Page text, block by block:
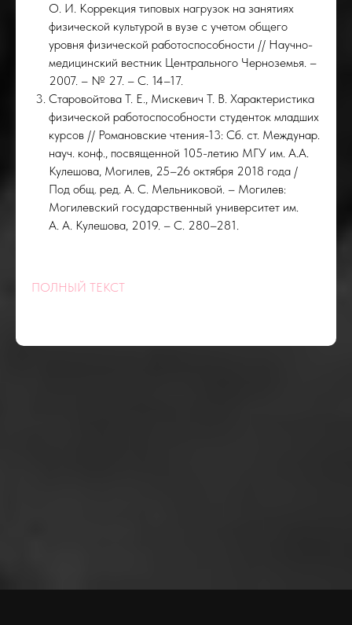
О. И. Коррекция типовых нагрузок на занятиях
физической культурой в вузе с учетом общего
уровня физической работоспособности // Научно-
медицинский вестник Центрального Черноземья. –
2007. – № 27. – С. 14–17.
Старовойтова Т. Е., Мискевич Т. В. Характеристика
физической работоспособности студенток младших
курсов // Романовские чтения-13: Сб. ст. Междунар.
науч. конф., посвященной 105-летию МГУ им. А.А.
Кулешова, Могилев, 25–26 октября 2018 года /
Под общ. ред. А. С. Мельниковой. – Могилев:
Могилевский государственный университет им.
А. А. Кулешова, 2019. – С. 280–281.
ПОЛНЫЙ ТЕКСТ